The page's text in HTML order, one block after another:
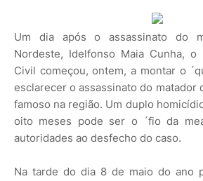
Um dia após o assassinato do
Nordeste, Idelfonso Maia Cunha, o
Civil começou, ontem, a montar o
esclarecer o assassinato do matador
famoso na região. Um duplo
oito meses pode ser o ´fio da
autoridades ao desfecho do caso.
Na tarde do dia 8 de maio do ano